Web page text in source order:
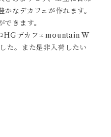
なデカフェが作れます。
きます。
HGデカフェmountain W
た。また是非入荷したい